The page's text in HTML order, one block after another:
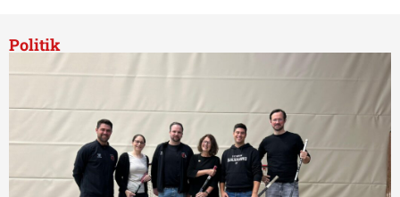
Politik